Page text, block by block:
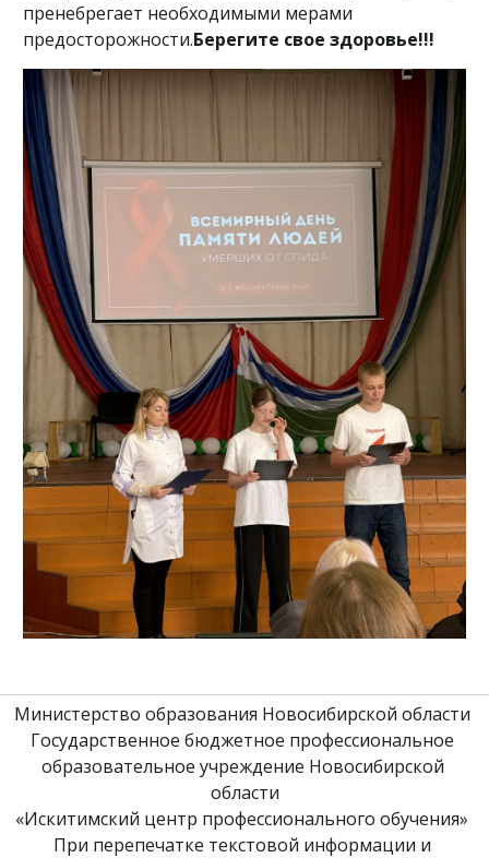
пренебрегает необходимыми мерами
предосторожности.Берегите свое здоровье!!!
Министерство образования Новосибирской области
Государственное бюджетное профессиональное
образовательное учреждение Новосибирской
области
«Искитимский центр профессионального обучения»
При перепечатке текстовой информации и